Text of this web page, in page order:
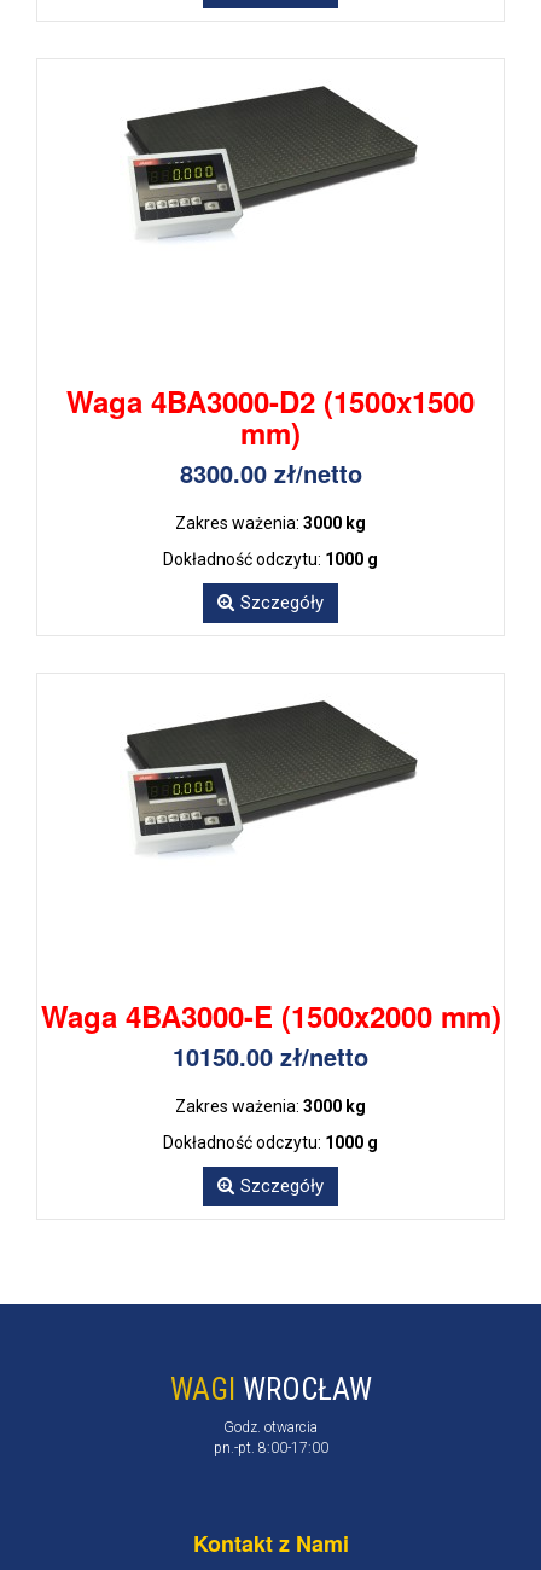
Waga 4BA3000-D2 (1500x1500
mm)
8300.00 zł/netto
Zakres ważenia: 3000 kg
Dokładność odczytu: 1000 g
Szczegóły
Waga 4BA3000-E (1500x2000 mm)
10150.00 zł/netto
Zakres ważenia: 3000 kg
Dokładność odczytu: 1000 g
Szczegóły
WAGI WROCŁAW
Godz. otwarcia
pn.-pt. 8:00-17:00
Kontakt z Nami